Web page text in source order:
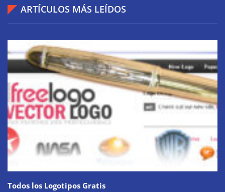
ARTÍCULOS MÁS LEÍDOS
Todos los Logotipos Gratis